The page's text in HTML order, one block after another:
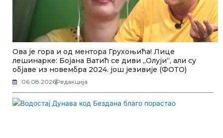
Ова је гора и од ментора Грухоњића! Лице
лешинарке: Бојана Ватић се диви „Олуји“, али су
објаве из новембра 2024. још језивије (ФОТО)
06.08.2026Редакција